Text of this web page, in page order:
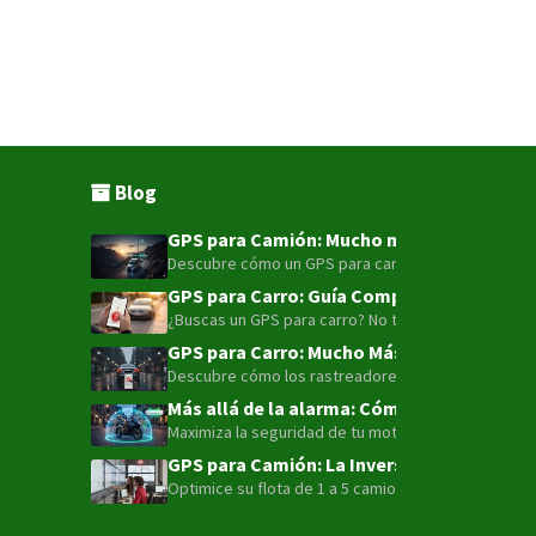
Blog
GPS para Camión: Mucho más que un
Descubre cómo un GPS para camión con
GPS para Carro: Guía Completa para la
¿Buscas un GPS para carro? No te conformes
GPS para Carro: Mucho Más que Solo
Descubre cómo los rastreadores GPS 4G LTE
Más allá de la alarma: Cómo la
Maximiza la seguridad de tu moto o flota con el
GPS para Camión: La Inversión
Optimice su flota de 1 a 5 camiones con GPS.